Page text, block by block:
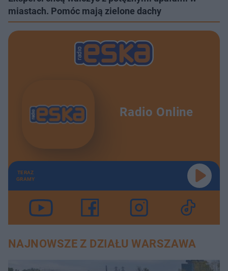
miastach. Pomóc mają zielone dachy
Radio Online
TERAZ
GRAMY
NAJNOWSZE Z DZIAŁU WARSZAWA